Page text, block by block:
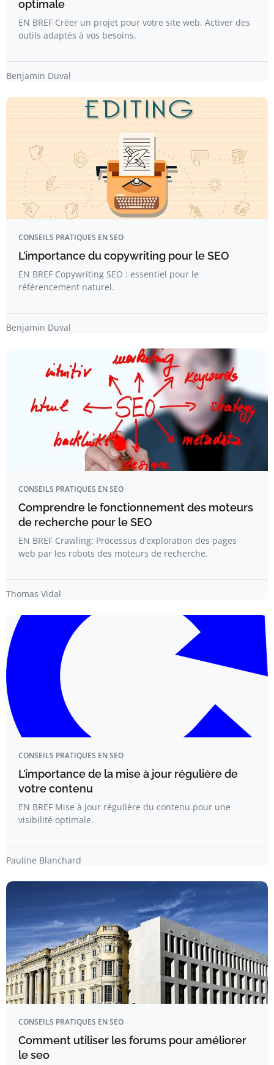
optimale
EN BREF Créer un projet pour votre site web. Activer des
outils adaptés à vos besoins.
Benjamin Duval
CONSEILS PRATIQUES EN SEO
L’importance du copywriting pour le SEO
EN BREF Copywriting SEO : essentiel pour le
référencement naturel.
Benjamin Duval
CONSEILS PRATIQUES EN SEO
Comprendre le fonctionnement des moteurs
de recherche pour le SEO
EN BREF Crawling: Processus d’exploration des pages
web par les robots des moteurs de recherche.
Thomas Vidal
CONSEILS PRATIQUES EN SEO
L’importance de la mise à jour régulière de
votre contenu
EN BREF Mise à jour régulière du contenu pour une
visibilité optimale.
Pauline Blanchard
CONSEILS PRATIQUES EN SEO
Comment utiliser les forums pour améliorer
le seo